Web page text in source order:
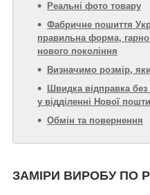
Реальні фото товару
Фабричне пошиття
правильна форма, гарно
нового покоління
Визначимо розмір,
Швидка відправка
у відділенні Нової пошти
Обмін та повернення
ЗАМІРИ ВИРОБУ ПО